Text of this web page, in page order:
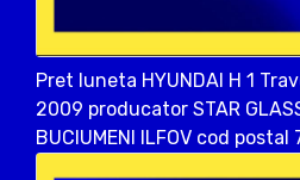
Pret luneta HYUNDAI H 1
2009 producator STAR
BUCIUMENI ILFOV cod postal